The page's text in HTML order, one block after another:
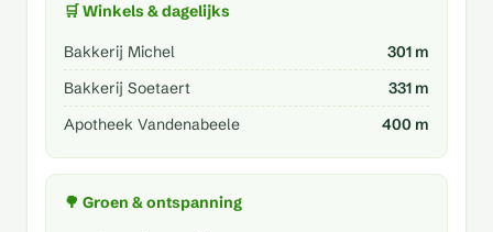
🛒 Winkels & dagelijks
Bakkerij Michel
301 m
Bakkerij Soetaert
331 m
Apotheek Vandenabeele
400 m
🌳 Groen & ontspanning